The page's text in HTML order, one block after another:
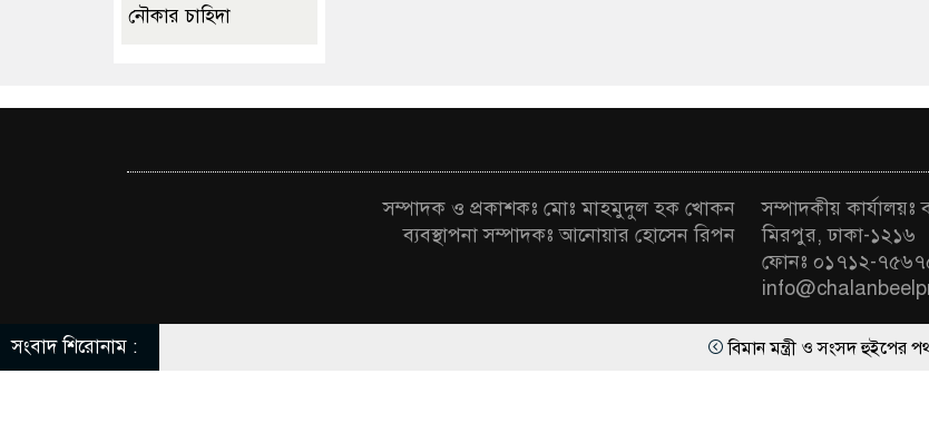
নৌকার চাহিদা
সম্পাদক ও প্রকাশকঃ মোঃ মাহমুদুল হক খোকন
ব্যবস্থাপনা সম্পাদকঃ আনোয়ার হোসেন রিপন
সম্পাদকীয়
মিরপুর, ঢাকা-১২১৬
ফোনঃ ০১৭১২-
সংবাদ শিরোনাম : বিমান মন্ত্রী ও সংসদ হুইপের পথসভা থেকে